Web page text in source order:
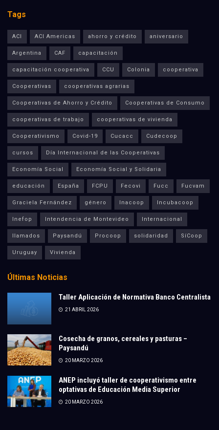
Tags
ACI ACI Americas ahorro y crédito aniversario
Argentina CAF capacitación
capacitación cooperativa CCU Colonia cooperativa
Cooperativas cooperativas agrarias
Cooperativas de Ahorro y Crédito Cooperativas de Consumo
cooperativas de trabajo cooperativas de vivienda
Cooperativismo Covid-19 Cucacc Cudecoop
cursos Día Internacional de las Cooperativas
Economía Social Economía Social y Solidaria
educación España FCPU Fecovi Fucc Fucvam
Graciela Fernández género Inacoop Incubacoop
Inefop Intendencia de Montevideo Internacional
llamados Paysandú Procoop solidaridad SíCoop
Uruguay Vivienda
Últimas Noticias
Taller Aplicación de Normativa Banco Centralista
21 ABRIL 2026
Cosecha de granos, cereales y pasturas –
Paysandú
20 MARZO 2026
ANEP incluyó taller de cooperativismo entre
optativas de Educación Media Superior
20 MARZO 2026